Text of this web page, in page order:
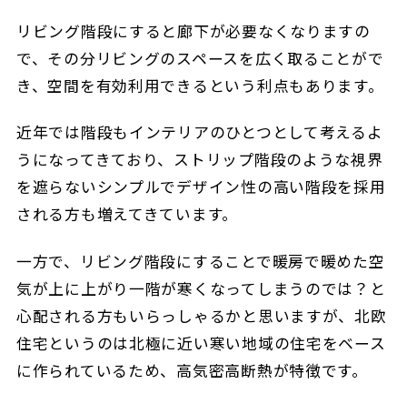
リビング階段にすると廊下が必要なくなりますの
で、その分リビングのスペースを広く取ることがで
き、空間を有効利用できるという利点もあります。
近年では階段もインテリアのひとつとして考えるよ
うになってきており、ストリップ階段のような視界
を遮らないシンプルでデザイン性の高い階段を採用
される方も増えてきています。
一方で、リビング階段にすることで暖房で暖めた空
気が上に上がり一階が寒くなってしまうのでは？と
心配される方もいらっしゃるかと思いますが、北欧
住宅というのは北極に近い寒い地域の住宅をベース
に作られているため、高気密高断熱が特徴です。